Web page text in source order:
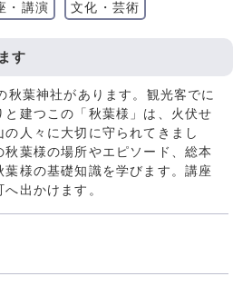
・講演 文化・芸術
す
秋葉神社があります。観光客でに
と建つこの「秋葉様」は、火伏せ
人々に大切に守られてきまし
葉様の場所やエピソード、総本
様の基礎知識を学びます。講座
出かけます。